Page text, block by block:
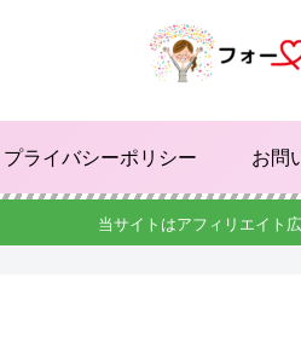
プライバシーポリシー お問
当サイトはアフィリエイト